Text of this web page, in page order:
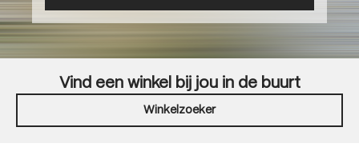
Vind een winkel bij jou in de buurt
Winkelzoeker